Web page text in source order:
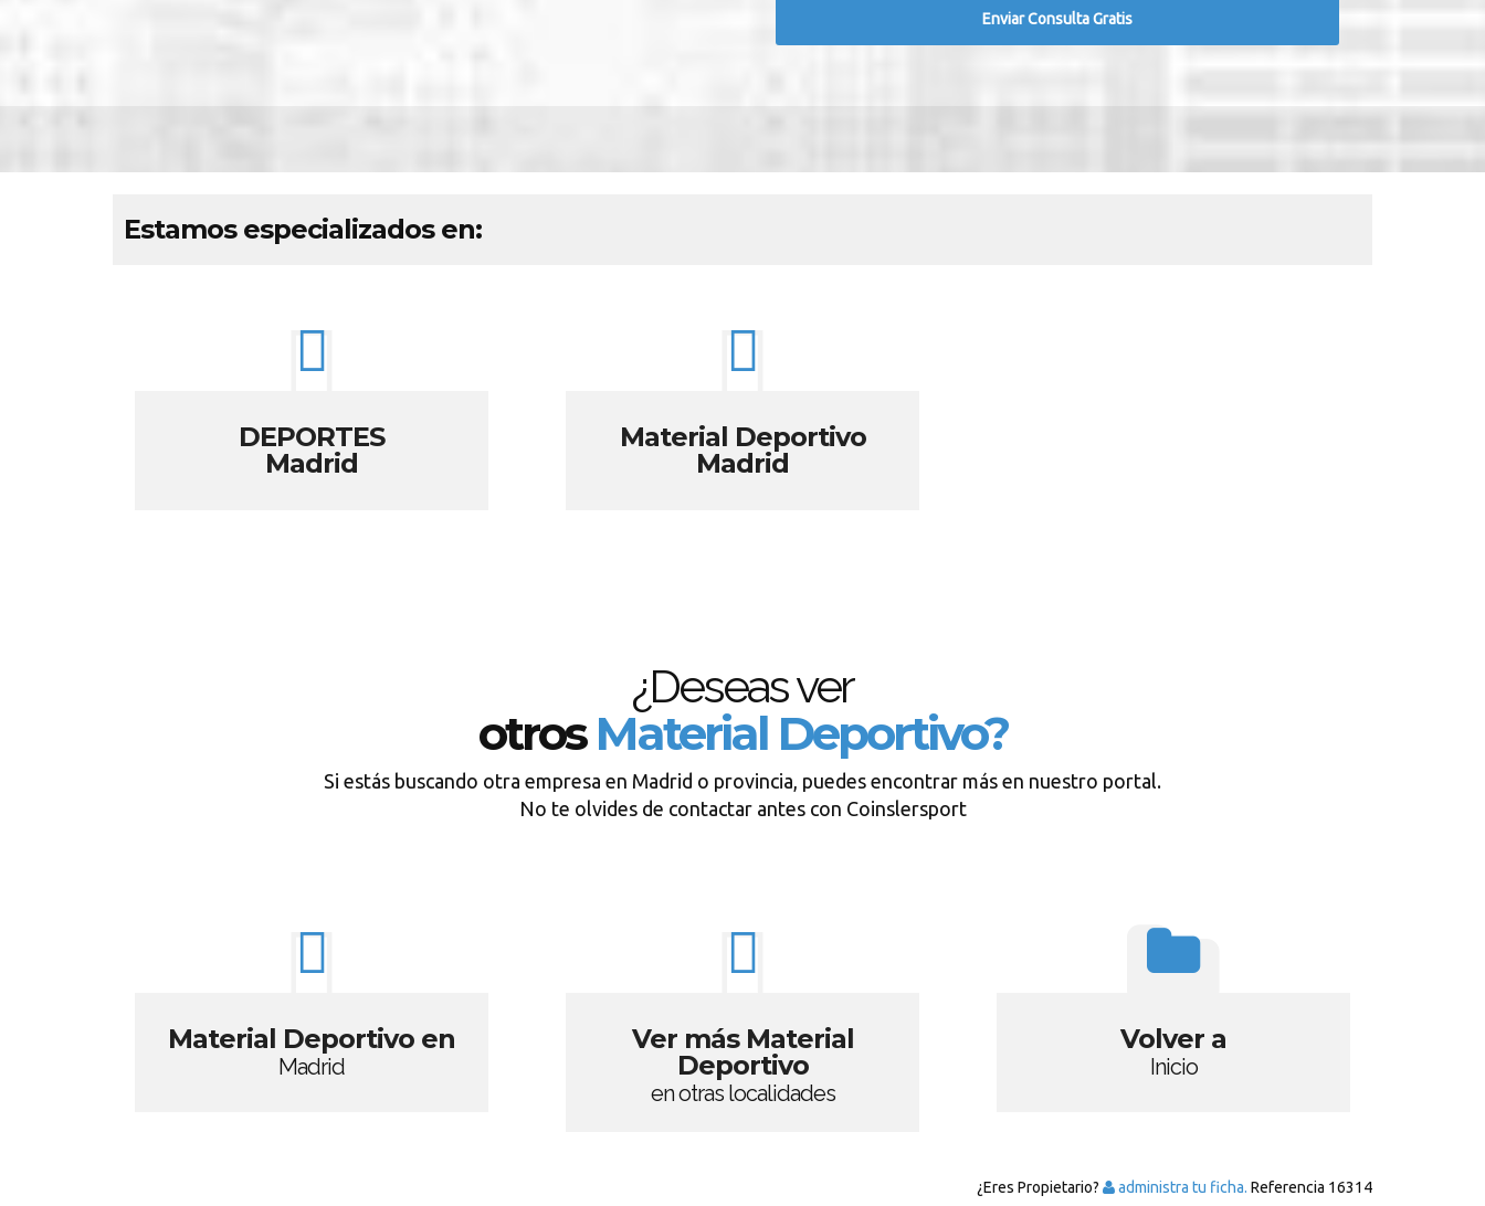
Estamos especializados en:
DEPORTES
Madrid
Material Deportivo
Madrid
¿Deseas ver
otrosMaterial Deportivo?
Si estás buscando otra empresa en Madrid o provincia, puedes encontrar más en nuestro portal.
No te olvides de contactar antes con Coinslersport
Material Deportivo en
Madrid
Ver más Material
Deportivo
en otras localidades
Volver a
Inicio
¿Eres Propietario? administra tu ficha. Referencia 16314